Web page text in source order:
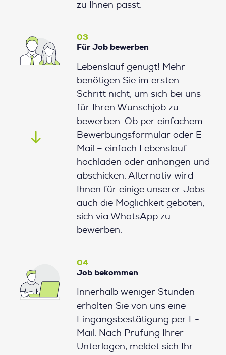
zu Ihnen passt.
03
Für Job bewerben
Lebenslauf genügt! Mehr
benötigen Sie im ersten
Schritt nicht, um sich bei uns
für Ihren Wunschjob zu
bewerben. Ob per einfachem
Bewerbungsformular oder E-
Mail – einfach Lebenslauf
hochladen oder anhängen und
abschicken. Alternativ wird
Ihnen für einige unserer Jobs
auch die Möglichkeit geboten,
sich via WhatsApp zu
bewerben.
04
Job bekommen
Innerhalb weniger Stunden
erhalten Sie von uns eine
Eingangsbestätigung per E-
Mail. Nach Prüfung Ihrer
Unterlagen, meldet sich Ihr